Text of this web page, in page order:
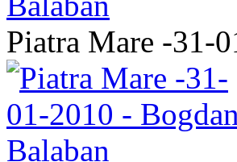
Piatra Mare -31-